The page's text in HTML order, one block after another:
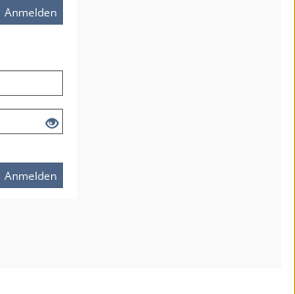
Anmelden
Anmelden